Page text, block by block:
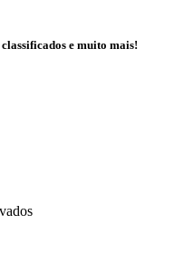
e muito mais!